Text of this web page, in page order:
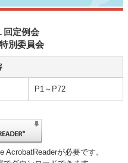
回定例会
別委員会
P1～P72
AcrobatReaderが必要です。